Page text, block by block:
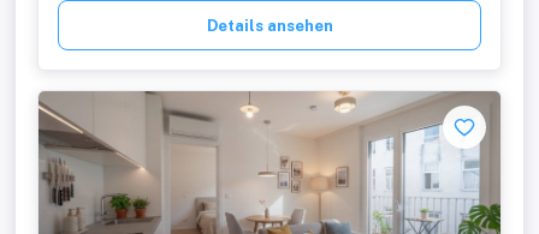
Details ansehen